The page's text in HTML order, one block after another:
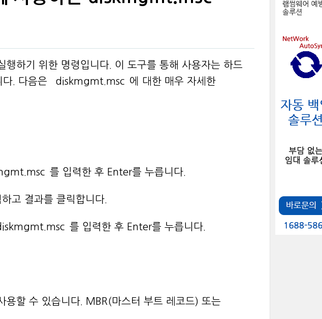
하기 위한 명령입니다. 이 도구를 통해 사용자는 하드
다. 다음은 `diskmgmt.msc`에 대한 매우 자세한
를 입력한 후 Enter를 누릅니다.
고 결과를 클릭합니다.
를 입력한 후 Enter를 누릅니다.
용할 수 있습니다. MBR(마스터 부트 레코드) 또는